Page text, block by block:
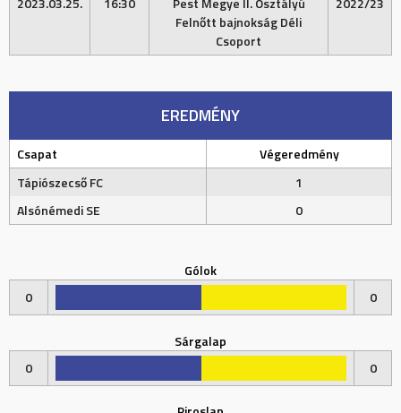
Felnőtt bajnokság Déli
Csoport
EREDMÉNY
Csapat
Végeredmény
Tápiószecső FC
1
Alsónémedi SE
0
Gólok
0
0
Sárgalap
0
0